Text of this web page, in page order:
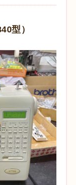
型）